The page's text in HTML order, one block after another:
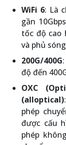
WiFi 6: Là
gần
tốc độ cao
và phủ
200G/400G
độ đến
OXC
(alloptical)
phép
được cấu
phép